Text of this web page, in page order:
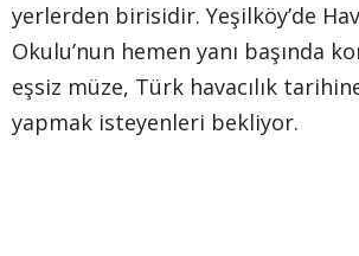
yerlerden birisidir. Yeşilköy’de
Okulu’nun hemen yanı başında
eşsiz müze, Türk havacılık
yapmak isteyenleri bekliyor.